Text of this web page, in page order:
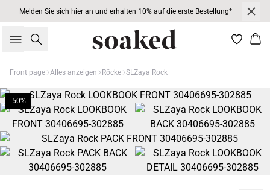
Melden Sie sich hier an und erhalten 10% auf die erste Bestellung*
Suche
Front page Alles anzeigen Röcke SLZaya Rock
-50%